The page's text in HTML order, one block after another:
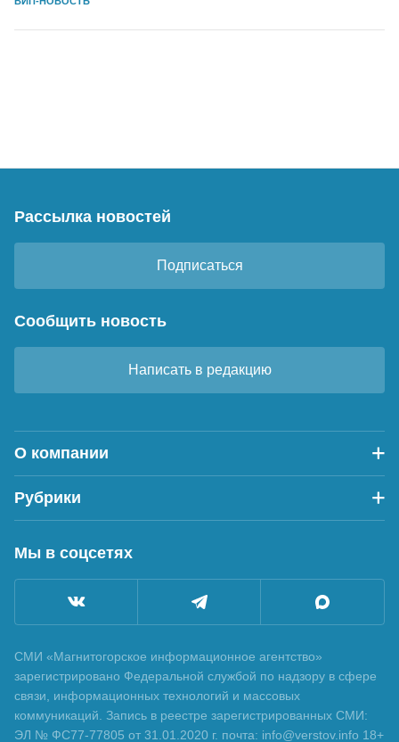
Рассылка новостей
Подписаться
Сообщить новость
Написать в редакцию
О компании
Рубрики
Мы в соцсетях
СМИ «Магнитогорское информационное агентство»
зарегистрировано Федеральной службой по надзору в сфере
связи, информационных технологий и массовых
коммуникаций. Запись в реестре зарегистрированных СМИ:
ЭЛ № ФС77-77805 от 31.01.2020 г. почта: info@verstov.info 18+